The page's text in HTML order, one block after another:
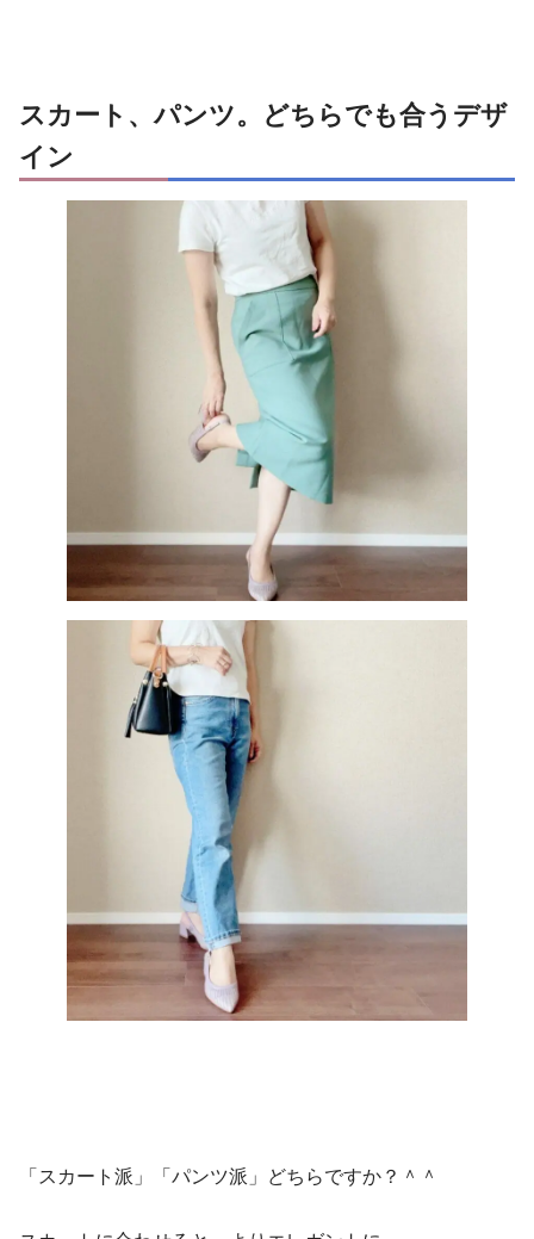
スカート、パンツ。どちらでも合うデザ
イン
「スカート派」「パンツ派」どちらですか？＾＾